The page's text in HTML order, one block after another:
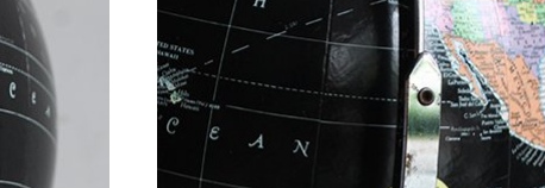
Chair
チェア
Table
テーブル
Rug / Fabric
ラグ
ファブリック
Box